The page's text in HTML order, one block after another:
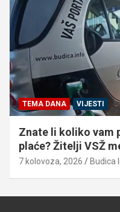
TEMA DANA VIJESTI
Znate li koliko vam
plaće? Žitelji VSŽ
7 kolovoza, 2026 Budica